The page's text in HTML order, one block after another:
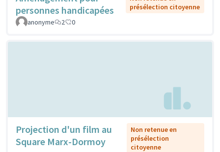
personnes handicapées
présélection citoyenne
anonyme
2 0
Projection d'un film au
Square Marx-Dormoy
Non retenue en
présélection
citoyenne